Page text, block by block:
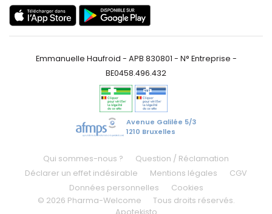
Emmanuelle Haufroid - APB 830801 - N° Entreprise -
BE0458.496.432
Avenue Galilée 5/3
1210 Bruxelles
Qui sommes-nous ?
Question / Réclamation
Déclarer un effet indésirable
Mentions légales
CGV
Données personnelles
Cookies
© 2026 Pharma-Welcome
Tous droits réservés.
Apotekisto